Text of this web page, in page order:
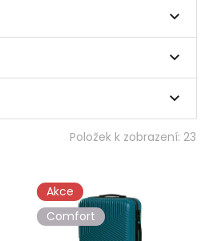
Položek k zobrazení: 23
Akce
Comfort